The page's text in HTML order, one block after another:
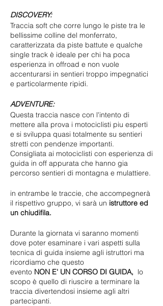
DISCOVERY:
Traccia soft che corre lungo le piste tra le
bellissime colline del monferrato,
caratterizzata da piste battute e qualche
single track è ideale per chi ha poca
esperienza in offroad e non vuole
accenturarsi in sentieri troppo impegnatici
e particolarmente ripidi.
ADVENTURE:
Questa traccia nasce con l'intento di
mettere alla prova i motociclisti piu esperti
e si sviluppa quasi totalmente su sentieri
stretti con pendenze importanti.
Consigliata ai motociclisti con esperienza di
guida in off appurata che hanno gia
percorso sentieri di montagna e mulattiere.
in entrambe le traccie, che accompegnerà
il rispettivo gruppo, vi sarà un istruttore ed
un chiudifila.
Durante la giornata vi saranno momenti
dove poter esaminare i vari aspetti sulla
tecnica di guida insieme agli istruttori ma
ricordiamo che questo
evento NON E' UN CORSO DI GUIDA, lo
scopo è quello di riuscire a terminare la
traccia divertendosi insieme agli altri
partecipanti.